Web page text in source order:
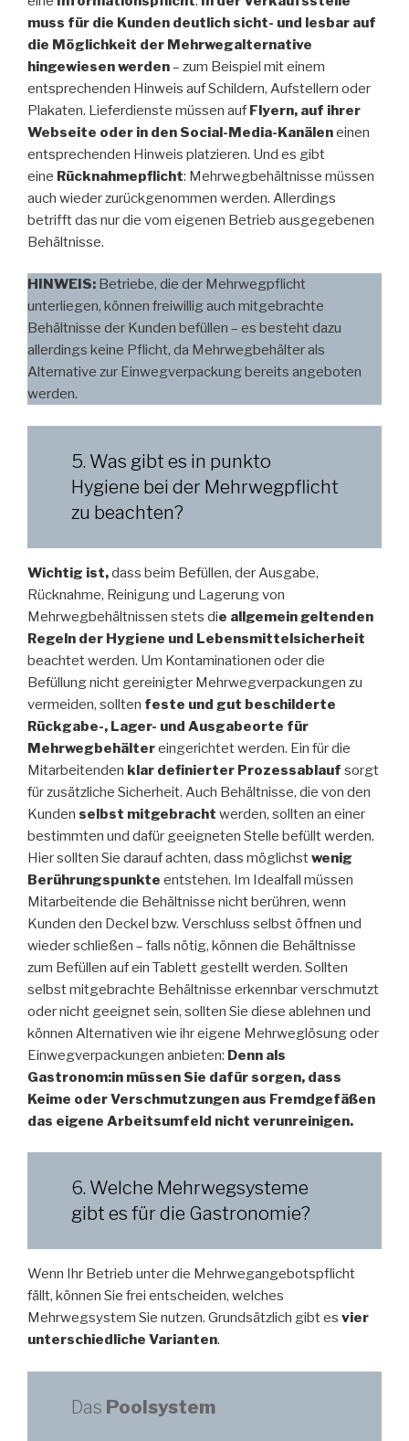
muss für die Kunden deutlich sicht- und lesbar auf
die Möglichkeit der Mehrwegalternative
hingewiesen werden– zum Beispiel mit einem
entsprechenden Hinweis auf Schildern, Aufstellern oder
Plakaten. Lieferdienste müssen auf Flyern, auf ihrer
Webseite oder in den Social-Media-Kanäleneinen
entsprechenden Hinweis platzieren. Und es gibt
eine Rücknahmepflicht: Mehrwegbehältnisse müssen
auch wieder zurückgenommen werden. Allerdings
betrifft das nur die vom eigenen Betrieb ausgegebenen
Behältnisse.
HINWEIS: Betriebe, die der Mehrwegpflicht
unterliegen, können freiwillig auch mitgebrachte
Behältnisse der Kunden befüllen – es besteht dazu
allerdings keine Pflicht, da Mehrwegbehälter als
Alternative zur Einwegverpackung bereits angeboten
werden.
5. Was gibt es in punkto
Hygiene bei der Mehrwegpflicht
zu beachten?
Wichtig ist,dass beim Befüllen, der Ausgabe,
Rücknahme, Reinigung und Lagerung von
Mehrwegbehältnissen stets die allgemein geltenden
Regeln der Hygiene und Lebensmittelsicherheit
beachtet werden. Um Kontaminationen oder die
Befüllung nicht gereinigter Mehrwegverpackungen zu
vermeiden, sollten feste und gut beschilderte
Rückgabe-, Lager- und Ausgabeorte für
Mehrwegbehältereingerichtet werden. Ein für die
Mitarbeitenden klar definierter Prozessablauf sorgt
für zusätzliche Sicherheit. Auch Behältnisse, die von den
Kunden selbst mitgebracht werden, sollten an einer
bestimmten und dafür geeigneten Stelle befüllt werden.
Hier sollten Sie darauf achten, dass möglichstwenig
Berührungspunkte entstehen. Im Idealfall müssen
Mitarbeitende die Behältnisse nicht berühren, wenn
Kunden den Deckel bzw. Verschluss selbst öffnen und
wieder schließen – falls nötig, können die Behältnisse
zum Befüllen auf ein Tablett gestellt werden. Sollten
selbst mitgebrachte Behältnisse erkennbar verschmutzt
oder nicht geeignet sein, sollten Sie diese ablehnen und
können Alternativen wie ihr eigene Mehrweglösung oder
Einwegverpackungen anbieten: Denn als
Gastronom:in müssen Sie dafür sorgen, dass
Keime oder Verschmutzungen aus Fremdgefäßen
das eigene Arbeitsumfeld nicht verunreinigen.
6. Welche Mehrwegsysteme
gibt es für die Gastronomie?
Wenn Ihr Betrieb unter die Mehrwegangebotspflicht
fällt, können Sie frei entscheiden, welches
Mehrwegsystem Sie nutzen. Grundsätzlich gibt es vier
unterschiedliche Varianten.
Das Poolsystem